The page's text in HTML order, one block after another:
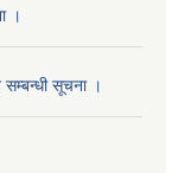
।
सम्बन्धी सूचना ।